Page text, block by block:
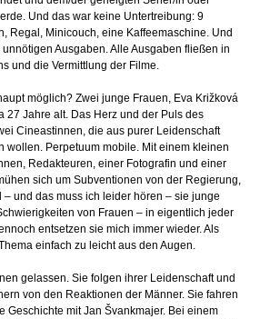
Und das war keine Untertreibung: 9
Regal, Minicouch, eine Kaffeemaschine. Und
Ausgaben. Alle Ausgaben fließen in
und die Vermittlung der Filme.
möglich? Zwei junge Frauen, Eva Križková
27 Jahre alt. Das Herz und der Puls des
Cineastinnen, die aus purer Leidenschaft
wollen. Perpetuum mobile. Mit einem kleinen
Redakteuren, einer Fotografin und einer
sich um Subventionen von der Regierung,
und das muss ich leider hören – sie junge
von Frauen – in eigentlich jeder
entsetzen sie mich immer wieder. Als
einfach zu leicht aus den Augen.
gelassen. Sie folgen ihrer Leidenschaft und
von den Reaktionen der Männer. Sie fahren
Geschichte mit Jan Švankmajer. Bei einem